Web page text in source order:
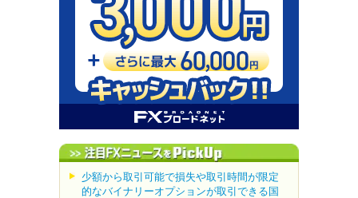
少額から取引可能で損失や取引時間が限定
的なバイナリーオプションが取引できる国